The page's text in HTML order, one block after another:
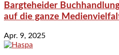
Bargteheider
auf die ganze
Apr. 9, 2025